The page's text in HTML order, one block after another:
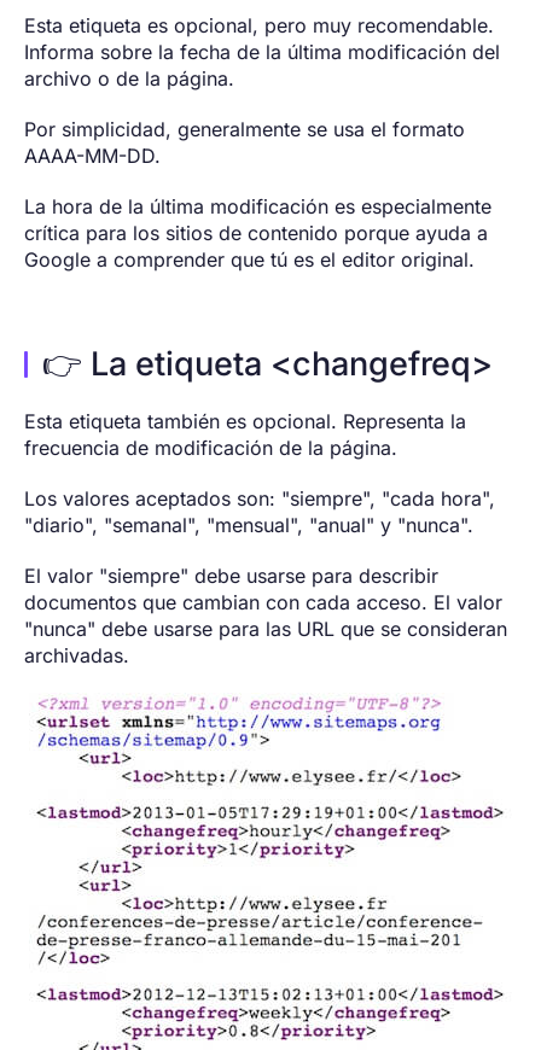
Esta etiqueta es opcional, pero muy recomendable.
Informa sobre la fecha de la última modificación del
archivo o de la página.
Por simplicidad, generalmente se usa el formato
AAAA-MM-DD.
La hora de la última modificación es especialmente
crítica para los sitios de contenido porque ayuda a
Google a comprender que tú es el editor original.
👉 La etiqueta <changefreq>
Esta etiqueta también es opcional. Representa la
frecuencia de modificación de la página.
Los valores aceptados son: "siempre", "cada hora",
"diario", "semanal", "mensual", "anual" y "nunca".
El valor "siempre" debe usarse para describir
documentos que cambian con cada acceso. El valor
"nunca" debe usarse para las URL que se consideran
archivadas.